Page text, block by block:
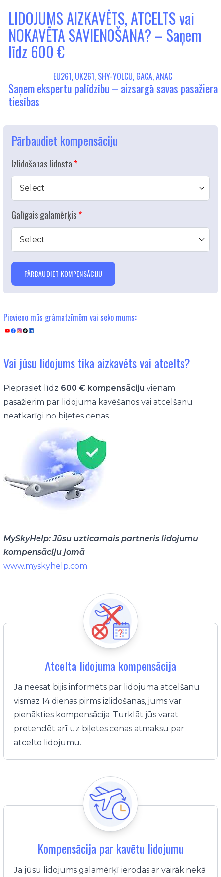
LIDOJUMS AIZKAVĒTS, ATCELTS vai
NOKAVĒTA SAVIENOŠANA? – Saņem
līdz 600 €
EU261, UK261, SHY-YOLCU, GACA, ANAC
Saņem ekspertu palīdzību – aizsargā savas pasažiera
tiesības
Pārbaudiet kompensāciju
Izlidošanas lidosta
Select
Galīgais galamērķis
Select
PĀRBAUDIET KOMPENSĀCIJU
Pievieno mūs grāmatzīmēm vai seko mums:
Vai jūsu lidojums tika aizkavēts vai atcelts?
Pieprasiet līdz 600 € kompensāciju vienam
pasažierim par lidojuma kavēšanos vai atcelšanu
neatkarīgi no biļetes cenas.
MySkyHelp: Jūsu uzticamais partneris lidojumu
kompensāciju jomā
www.myskyhelp.com
Atcelta lidojuma kompensācija
Ja neesat bijis informēts par lidojuma atcelšanu
vismaz 14 dienas pirms izlidošanas, jums var
pienākties kompensācija. Turklāt jūs varat
pretendēt arī uz biļetes cenas atmaksu par
atcelto lidojumu.
Kompensācija par kavētu lidojumu
Ja jūsu lidojums galamērķī ierodas ar vairāk nekā